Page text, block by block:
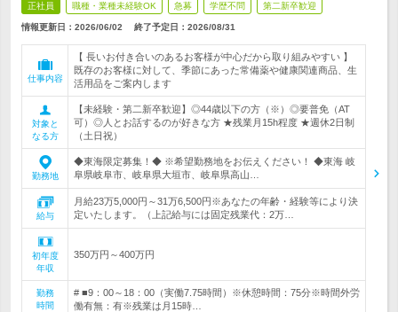
正社員 職種・業種未経験OK 急募 学歴不問 第二新卒歓迎
情報更新日：2026/06/02 終了予定日： 2026/08/31
仕事内容
【 長いお付き合いのあるお客様が中心だから取り組みやすい 】
既存のお客様に対して、季節にあった常備薬や健康関連商品、生
活用品をご案内します
対象と
なる方
【未経験・第二新卒歓迎】◎44歳以下の方（※）◎要普免（AT
可）◎人とお話するのが好きな方 ★残業月15h程度 ★週休2日制
（土日祝）
勤務地
◆東海限定募集！◆ ※希望勤務地をお伝えください！ ◆東海 岐
阜県岐阜市、岐阜県大垣市、岐阜県高山…
給与
月給23万5,000円～31万6,500円※あなたの年齢・経験等により決
定いたします。（上記給与には固定残業代：2万…
初年度
年収
350万円～400万円
勤務
時間
# ■9：00～18：00（実働7.75時間）※休憩時間：75分※時間外労
働有無：有※残業は月15時…